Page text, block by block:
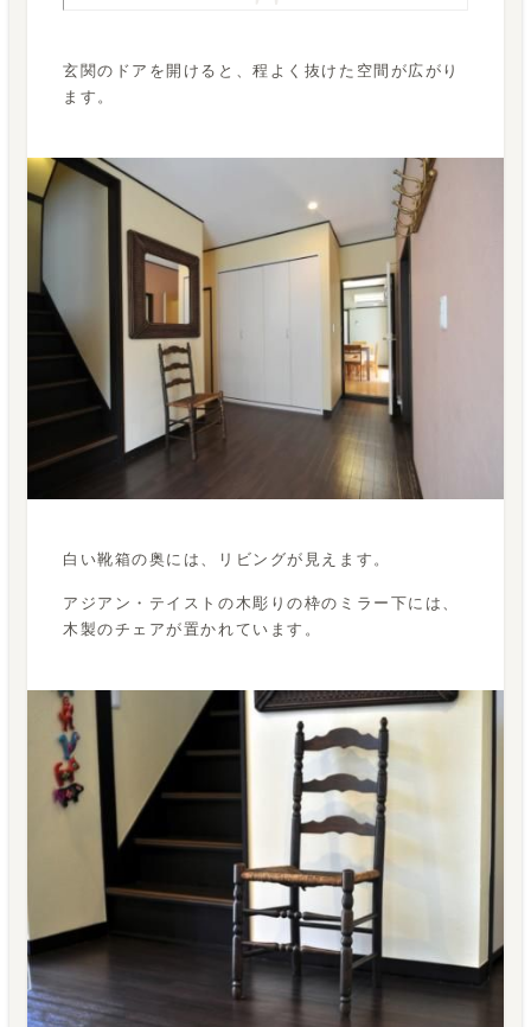
玄関のドアを開けると、程よく抜けた空間が広がり
ます。
白い靴箱の奥には、リビングが見えます。
アジアン・テイストの木彫りの枠のミラー下には、
木製のチェアが置かれています。